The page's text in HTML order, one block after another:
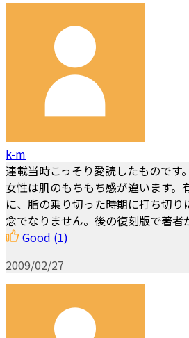
k-m
連載当時こっそり愛読したものです
女性は肌のもちもち感が違います。
に、脂の乗り切った時期に打ち切り
念でなりません。後の復刻版で著者
Good (1)
2009/02/27